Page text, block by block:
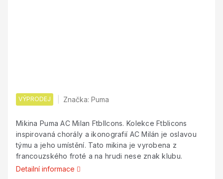
VÝPRODEJ Značka:Puma
Mikina Puma AC Milan FtblIcons. Kolekce Ftblicons
inspirovaná chorály a ikonografií AC Milán je oslavou
týmu a jeho umístění. Tato mikina je vyrobena z
francouzského froté a na hrudi nese znak klubu.
Detailní informace